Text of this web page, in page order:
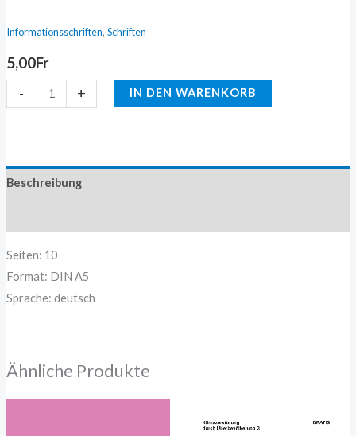
Informationsschriften, Schriften
5,00Fr
- + IN DEN WARENKORB
Beschreibung
Seiten: 10
Format: DIN A5
Sprache: deutsch
Ähnliche Produkte